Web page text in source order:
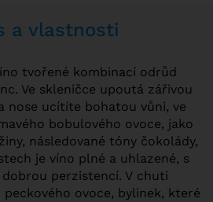
a vlastnosti
tvořené kombinací odrůd
Ve skleničce upoutá zářivou
nose ucítíte bohatou vůni, ve
bobulového ovoce, jako
následované tóny čokolády,
je víno plné a uhlazené, s
perzistencí. V chuti
ovoce, bylinek, které